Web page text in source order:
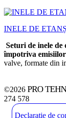
INELE DE
Seturi de inele de
împotriva
valve, formate din
©2026 PRO
274 578
Declarație de